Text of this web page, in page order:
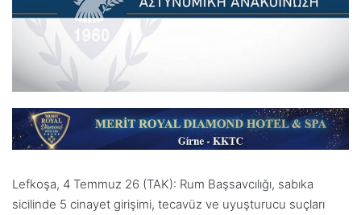
Lefkoşa, 4 Temmuz 26 (TAK): Rum Başsavcılığı, sabıka
sicilinde 5 cinayet girişimi, tecavüz ve uyuşturucu suçları